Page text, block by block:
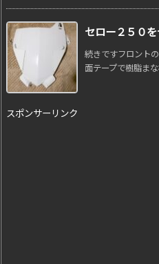
セロー２５０
続きですフロント
面テープで樹脂ま
スポンサーリンク